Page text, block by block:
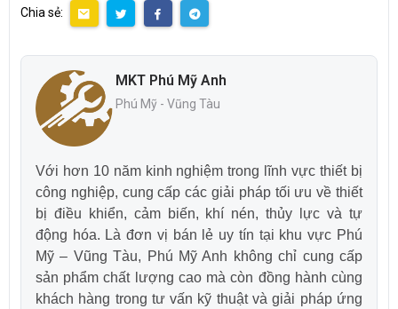
Chia sẻ:
MKT Phú Mỹ Anh
Phú Mỹ - Vũng Tàu
Với hơn 10 năm kinh nghiệm trong lĩnh vực thiết bị
công nghiệp, cung cấp các giải pháp tối ưu về thiết
bị điều khiển, cảm biến, khí nén, thủy lực và tự
động hóa. Là đơn vị bán lẻ uy tín tại khu vực Phú
Mỹ – Vũng Tàu, Phú Mỹ Anh không chỉ cung cấp
sản phẩm chất lượng cao mà còn đồng hành cùng
khách hàng trong tư vấn kỹ thuật và giải pháp ứng